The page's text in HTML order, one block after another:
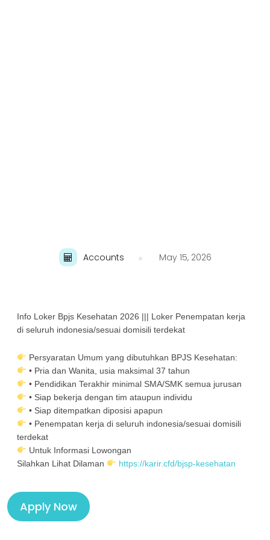
Accounts May 15, 2026
Info Loker Bpjs Kesehatan 2026 ||| Loker Penempatan kerja
di seluruh indonesia/sesuai domisili terdekat
Persyaratan Umum yang dibutuhkan BPJS Kesehatan:
• Pria dan Wanita, usia maksimal 37 tahun
• Pendidikan Terakhir minimal SMA/SMK semua jurusan
• Siap bekerja dengan tim ataupun individu
• Siap ditempatkan diposisi apapun
• Penempatan kerja di seluruh indonesia/sesuai domisili
terdekat
Untuk Informasi Lowongan
Silahkan Lihat Dilaman https://karir.cfd/bjsp-kesehatan
Apply Now